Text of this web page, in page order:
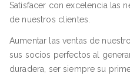
Satisfacer con excelencia las
de nuestros clientes.
Aumentar las ventas de
sus socios perfectos al
duradera, ser siempre su